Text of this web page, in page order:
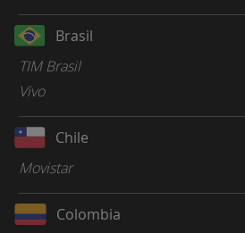
Brasil
TIM Brasil
Vivo
Chile
Movistar
Colombia